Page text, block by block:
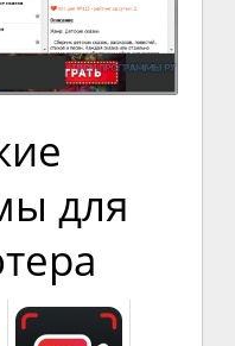
для